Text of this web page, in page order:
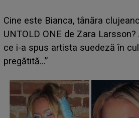
HOROSCOP 11 august 2026.
aduce tensiuni uriașe pentru o
izbucnesc din senin în jurul ei,
scapă de sub control